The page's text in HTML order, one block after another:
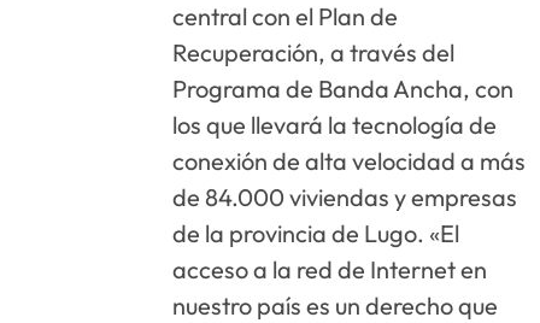
central con el Plan de
Recuperación, a través del
Programa de Banda Ancha, con
los que llevará la tecnología de
conexión de alta velocidad a más
de 84.000 viviendas y empresas
de la provincia de Lugo. «El
acceso a la red de Internet en
nuestro país es un derecho que